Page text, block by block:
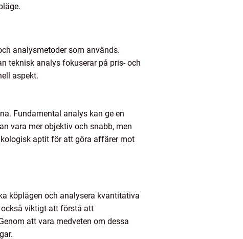
analysmetoder som används.
teknisk analys fokuserar på pris- och
aspekt.
Fundamental analys kan ge en
vara mer objektiv och snabb, men
aptit för att göra affärer mot
köplägen och analysera kvantitativa
viktigt att förstå att
att vara medveten om dessa